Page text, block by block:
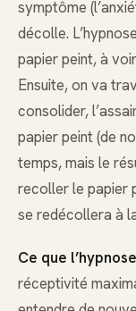
symptôme
décolle.
papier peint, à
Ensuite, on va
consolider,
papier peint (de
temps, mais le
recoller le papier
se redécollera à
Ce que
réceptivité